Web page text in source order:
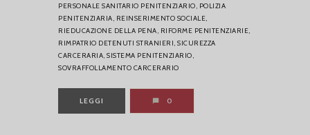
PERSONALE SANITARIO PENITENZIARIO, POLIZIA
PENITENZIARIA, REINSERIMENTO SOCIALE,
RIEDUCAZIONE DELLA PENA, RIFORME PENITENZIARIE,
RIMPATRIO DETENUTI STRANIERI, SICUREZZA
CARCERARIA, SISTEMA PENITENZIARIO,
SOVRAFFOLLAMENTO CARCERARIO
LEGGI 0